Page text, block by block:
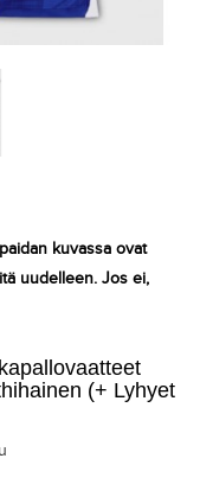
kuvassa ovat
uudelleen. Jos ei,
(+ Lyhyet